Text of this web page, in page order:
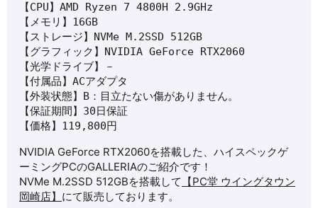
【CPU】AMD Ryzen 7 4800H 2.9GHz
【メモリ】16GB
【ストレージ】NVMe M.2SSD 512GB
【グラフィック】NVIDIA GeForce RTX2060
【光学ドライブ】－
【付属品】ACアダプタ
【外装状態】B：目立たない傷がありません。
【保証期間】30日保証
【価格】119,800円
NVIDIA GeForce RTX2060を搭載した、ハイスペックゲ
ーミングPCのGALLERIAのご紹介です！
NVMe M.2SSD 512GBを搭載して 【PC堂 ウイングタウン
岡崎店】 にて販売しております。